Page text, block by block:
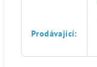
Prodávající: